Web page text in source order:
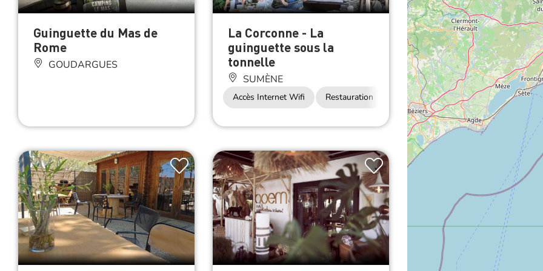
Guinguette du Mas de
Rome
GOUDARGUES
La Corconne - La
guinguette sous la
tonnelle
SUMÈNE
Accès Internet Wifi Restauration